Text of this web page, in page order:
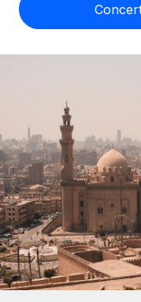
cumpliendo la
Externaliza
INFRAESTRUCTURA
Conexión
Integra los RR.
complicaciones.
Plataforma
Funciones
Comparador
Compáranos con
Startups
Soluciones ágiles
empresas en
Mediana
Amplía tu equipo
personalizadas.
Empresa
RR. HH. globales
cualquier país.
APRENDIZAJE CON
Guías y recursos
Casos prácticos
Glosario de RR. HH.
Listas de
Biblioteca de
English
Nederlands
Deutsch
Español
Italiano
Português (Portugal)
日本語